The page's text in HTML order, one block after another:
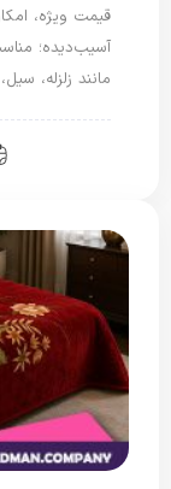
قیمت ویژه،
آسیب‌دیده؛
مانند زلزله،